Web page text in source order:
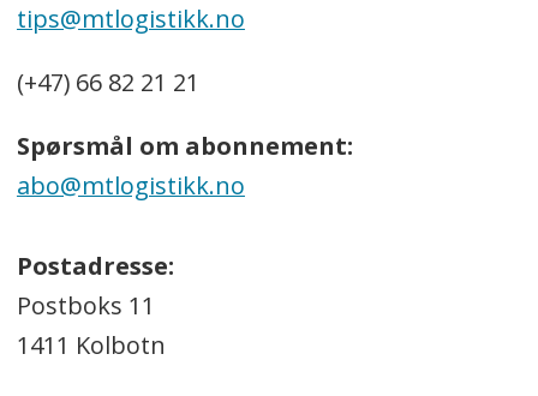
tips@mtlogistikk.no
(+47) 66 82 21 21
Spørsmål om abonnement:
abo@mtlogistikk.no
Postadresse:
Postboks 11
1411 Kolbotn